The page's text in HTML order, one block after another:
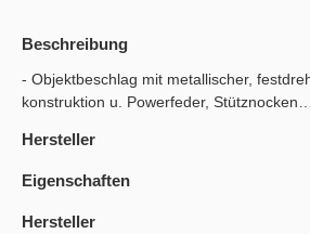
Beschreibung
- Objektbeschlag mit metallischer,
konstruktion u. Powerfeder, Stütznocken…
Hersteller
Eigenschaften
Hersteller